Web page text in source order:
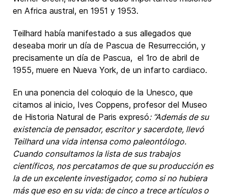
en Africa austral, en 1951 y 1953.
Teilhard había manifestado a sus allegados que
deseaba morir un día de Pascua de Resurrección, y
precisamente un día de Pascua, el 1ro de abril de
1955, muere en Nueva York, de un infarto cardiaco.
En una ponencia del coloquio de la Unesco, que
citamos al inicio, Ives Coppens, profesor del Museo
de Historia Natural de Paris expresó: “Además de su
existencia de pensador, escritor y sacerdote, llevó
Teilhard una vida intensa como paleontólogo.
Cuando consultamos la lista de sus trabajos
científicos, nos percatamos de que su producción es
la de un excelente investigador, como si no hubiera
más que eso en su vida: de cinco a trece artículos o